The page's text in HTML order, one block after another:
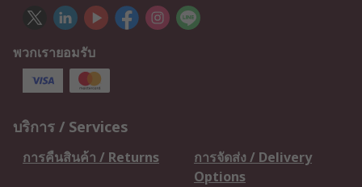
พวกเรายอมรับ
บริการ / Services
การคืนสินค้า / Returns
การจัดส่ง / Delivery
Options